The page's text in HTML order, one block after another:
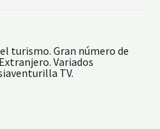
turismo. Gran número de
Variados
TV.